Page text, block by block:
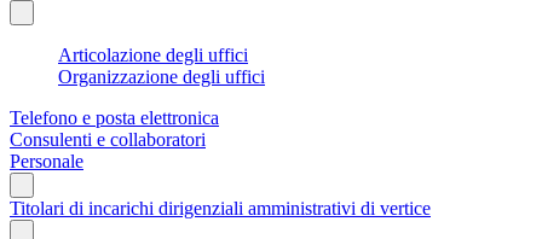
Articolazione degli uffici
Organizzazione degli uffici
Telefono e posta elettronica
Consulenti e collaboratori
Personale
Titolari di incarichi dirigenziali amministrativi di vertice